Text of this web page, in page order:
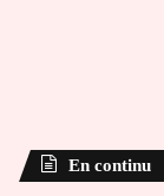
En continu